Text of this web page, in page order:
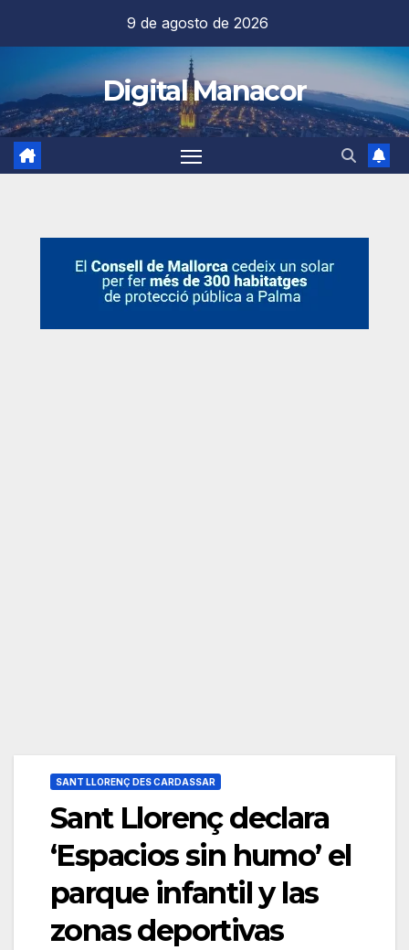
contenido
9 de agosto de 2026
Digital Manacor
SANT LLORENÇ DES CARDASSAR
Sant Llorenç declara
‘Espacios sin humo’ el
parque infantil y las
zonas deportivas